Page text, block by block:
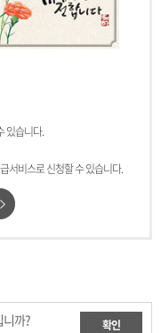
있습니다.
서비스로 신청할 수 있습니다.
니까? 확인